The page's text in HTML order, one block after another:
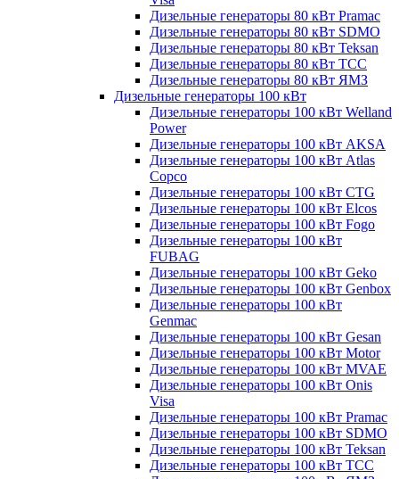
Дизельные генераторы 80 кВт Pramac
Дизельные генераторы 80 кВт SDMO
Дизельные генераторы 80 кВт Teksan
Дизельные генераторы 80 кВт ТСС
Дизельные генераторы 80 кВт ЯМЗ
Дизельные генераторы 100 кВт
Дизельные генераторы 100 кВт Welland
Power
Дизельные генераторы 100 кВт AKSA
Дизельные генераторы 100 кВт Atlas
Copco
Дизельные генераторы 100 кВт CTG
Дизельные генераторы 100 кВт Elcos
Дизельные генераторы 100 кВт Fogo
Дизельные генераторы 100 кВт
FUBAG
Дизельные генераторы 100 кВт Geko
Дизельные генераторы 100 кВт Genbox
Дизельные генераторы 100 кВт
Genmac
Дизельные генераторы 100 кВт Gesan
Дизельные генераторы 100 кВт Motor
Дизельные генераторы 100 кВт MVAE
Дизельные генераторы 100 кВт Onis
Visa
Дизельные генераторы 100 кВт Pramac
Дизельные генераторы 100 кВт SDMO
Дизельные генераторы 100 кВт Teksan
Дизельные генераторы 100 кВт ТСС